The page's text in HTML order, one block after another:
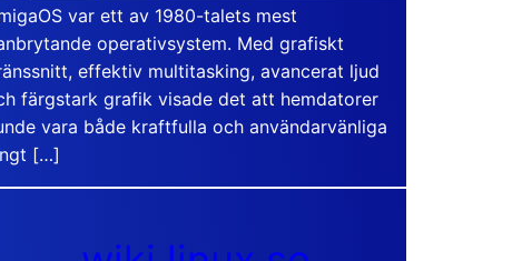
var ett av 1980-talets mest
operativsystem. Med grafiskt
effektiv multitasking, avancerat ljud
färgstark grafik visade det att hemdatorer
vara både kraftfulla och användarvänliga
[…]